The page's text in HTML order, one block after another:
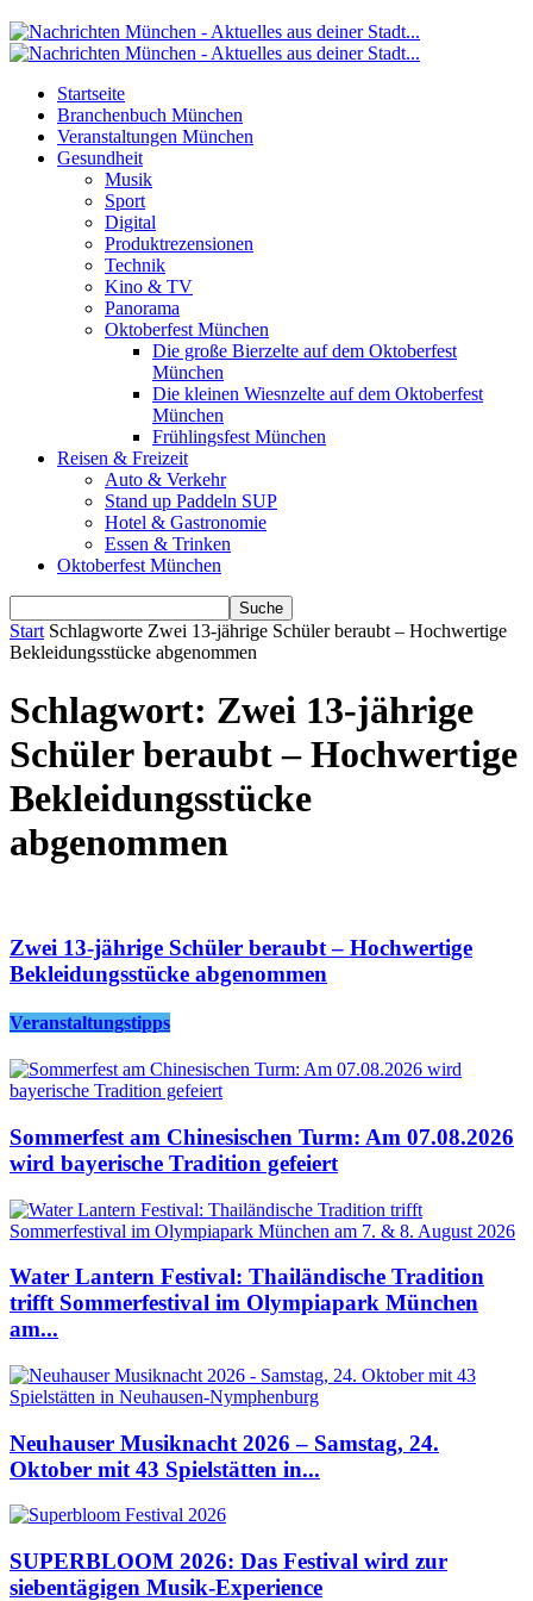
Startseite
Branchenbuch München
Veranstaltungen München
Gesundheit
Musik
Sport
Digital
Produktrezensionen
Technik
Kino & TV
Panorama
Oktoberfest München
Die große Bierzelte auf dem Oktoberfest
München
Die kleinen Wiesnzelte auf dem Oktoberfest
München
Frühlingsfest München
Reisen & Freizeit
Auto & Verkehr
Stand up Paddeln SUP
Hotel & Gastronomie
Essen & Trinken
Oktoberfest München
Start Schlagworte Zwei 13-jährige Schüler beraubt – Hochwertige
Bekleidungsstücke abgenommen
Schlagwort: Zwei 13-jährige
Schüler beraubt – Hochwertige
Bekleidungsstücke
abgenommen
Zwei 13-jährige Schüler beraubt – Hochwertige
Bekleidungsstücke abgenommen
Veranstaltungstipps
Sommerfest am Chinesischen Turm: Am 07.08.2026
wird bayerische Tradition gefeiert
Water Lantern Festival: Thailändische Tradition
trifft Sommerfestival im Olympiapark München
am...
Neuhauser Musiknacht 2026 – Samstag, 24.
Oktober mit 43 Spielstätten in...
SUPERBLOOM 2026: Das Festival wird zur
siebentägigen Musik-Experience